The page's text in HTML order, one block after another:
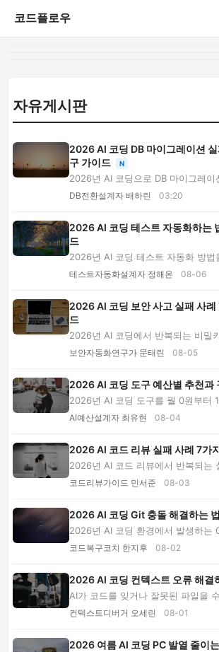
코드플로우
자유게시판
2026 AI 코딩 DB 마이그레이션
구 가이드
N
2026년 AI 코딩으로 DB 마이그레이
되는 실패 사례 7가지를 분석합니다.
DB전환설계자 배하린 03:20
2026 AI 코딩 테스트 자동화하는
드
2026년 AI 코딩 테스트 자동화 방법
설명합니다. 테스트 유형 선택, 프롬
테스트자동화설계자 정해온 08-06
2026 AI 코딩 보안 사고 실패 사례
드
2026년 AI 코딩에서 반복되는 비밀
설치, 인증·권한 검증 누락, 에이전트
보안자동화연구가 문태린 08-05
2026 AI 코딩 도구 예산별 추천과
2026년 AI 코딩 도구를 월 0원부터
산별로 비교합니다. 개인 개발자와
AI예산설계자 최유현 08-04
2026 AI 코드 리뷰 실패 사례 7가
2026년 AI 코드 리뷰에서 반복되는
석합니다. 무조건 승인, 대규모 변경,
코드리뷰가이드 민서준 08-03
2026 AI 코딩 Git 충돌 해결하는
2026년 AI 코딩 환경에서 발생하는
스·설정·잠금 파일 해결법, 테스트와
코드복구코치 한지후 08-02
2026 AI 코딩 컨텍스트 오류 해결
AI가 코드를 잊거나 잘못된 파일을
하고 컨텍스트를 재설정하는 방법을
컨텍스트디버거 오세린 08-01
2026 여름 AI 코딩 PC 발열 줄이